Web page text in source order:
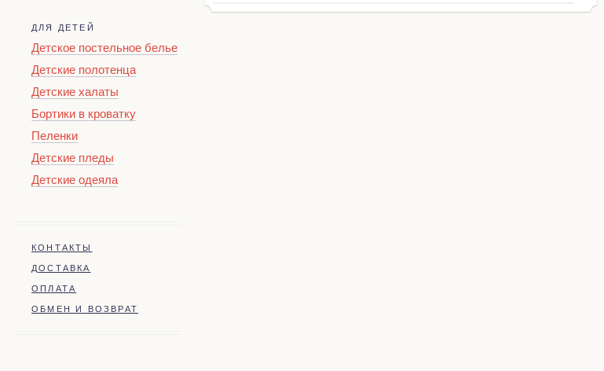
ДЛЯ ДЕТЕЙ
Детское постельное белье
Детские полотенца
Детские халаты
Бортики в кроватку
Пеленки
Детские пледы
Детские одеяла
КОНТАКТЫ
ДОСТАВКА
ОПЛАТА
ОБМЕН И ВОЗВРАТ